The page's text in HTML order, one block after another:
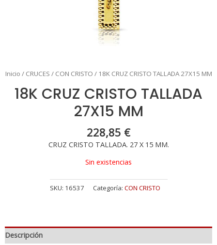
Inicio / CRUCES / CON CRISTO / 18K CRUZ CRISTO TALLADA 27X15 MM
18K CRUZ CRISTO TALLADA
27X15 MM
228,85 €
CRUZ CRISTO TALLADA. 27 X 15 MM.
Sin existencias
SKU: 16537 Categoría: CON CRISTO
Descripción